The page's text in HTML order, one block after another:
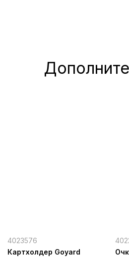
4023576
Картхолдер Goyard